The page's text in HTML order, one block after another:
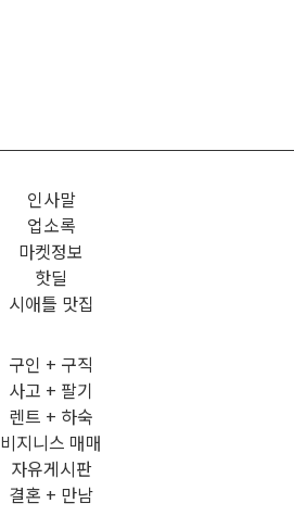
인사말
업소록
마켓정보
핫딜
시애틀 맛집
구인 + 구직
사고 + 팔기
렌트 + 하숙
비지니스 매매
자유게시판
결혼 + 만남